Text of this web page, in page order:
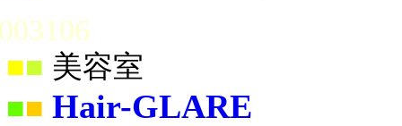
■ 美容室
■■ Hair-GLARE